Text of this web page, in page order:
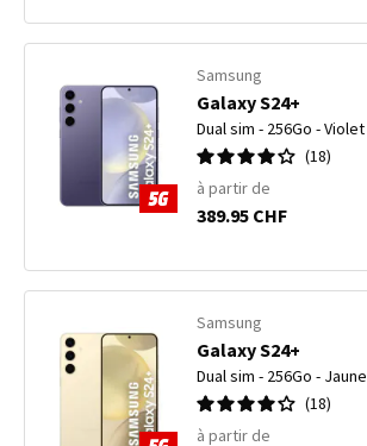
Samsung
Galaxy S24+
Dual sim - 256Go - Violet
18
à partir de
389.95 CHF
Samsung
Galaxy S24+
Dual sim - 256Go - Jaune
18
à partir de